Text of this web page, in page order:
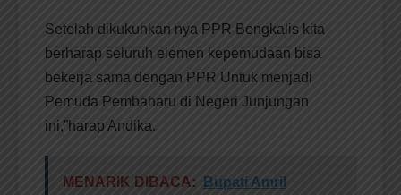
Setelah dikukuhkan nya PPR Bengkalis kita
berharap seluruh elemen kepemudaan bisa
bekerja sama dengan PPR Untuk menjadi
Pemuda Pembaharu di Negeri Junjungan
ini,”harap Andika.
MENARIK DIBACA: Bupati Amril